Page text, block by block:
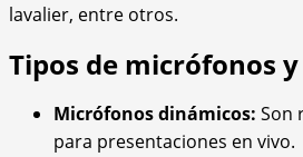
lavalier, entre otros.
Tipos de micrófonos
Micrófonos dinámicos: Son
para presentaciones en vivo.